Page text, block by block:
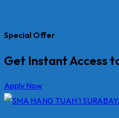
Special Offer
Get Instant Access
Apply Now